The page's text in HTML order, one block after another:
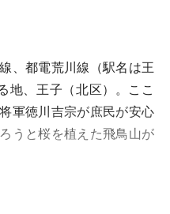
、都電荒川線（駅名は王
地、王子（北区）。ここ
軍徳川吉宗が庶民が安心
うと桜を植えた飛鳥山が